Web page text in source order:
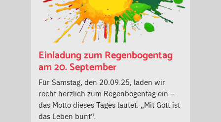
Einladung zum Regenbogentag
am 20. September
Für Samstag, den 20.09.25, laden wir
recht herzlich zum Regenbogentag ein –
das Motto dieses Tages lautet: „Mit Gott ist
das Leben bunt“.